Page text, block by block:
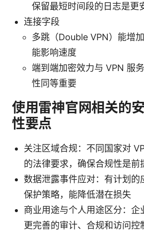
保留最短时间段的日志是更
连接字段
多跳（Double VPN）能增
能影响速度
端到端加密效力与 VPN 服
性同等重要
使用雷神官网相关的
性要点
关注区域合规：不同国家对
的法律要求，确保合规性是前
数据泄露事件应对：有计划的
保护策略，能降低潜在损失
商业用途与个人用途区分：企
更完善的审计、合规和访问控